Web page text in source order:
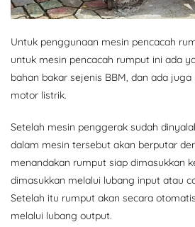
Untuk penggunaan mesin pencacah
untuk mesin pencacah rumput ini ada
bahan bakar sejenis BBM, dan ada
motor listrik.
Setelah mesin penggerak sudah
dalam mesin tersebut akan berputar
menandakan rumput siap dimasukkan
dimasukkan melalui lubang input atau
Setelah itu rumput akan secara
melalui lubang output.